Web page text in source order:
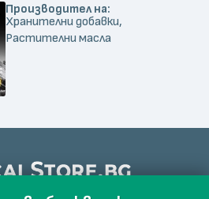
Производител на:
Хранителни добавки,
Растителни масла